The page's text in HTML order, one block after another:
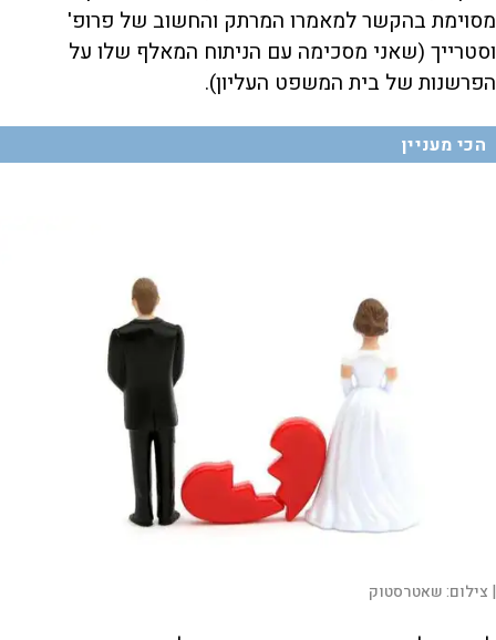
מסוימת בהקשר למאמרו המרתק והחשוב של פרופ'
וסטרייך (שאני מסכימה עם הניתוח המאלף שלו על
הפרשנות של בית המשפט העליון).
הכי מעניין
| צילום:שאטרסטוק